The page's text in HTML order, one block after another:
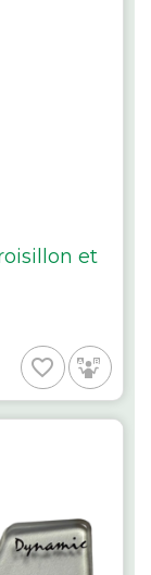
et
favorite_border